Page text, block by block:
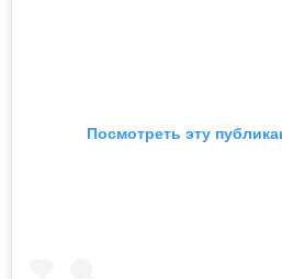
Посмотреть эту